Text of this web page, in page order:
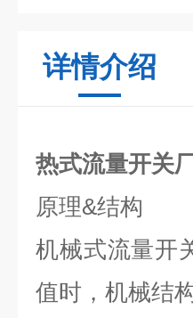
详情介绍
热式流量开关
原理&结构
机械式流量开
值时，机械结